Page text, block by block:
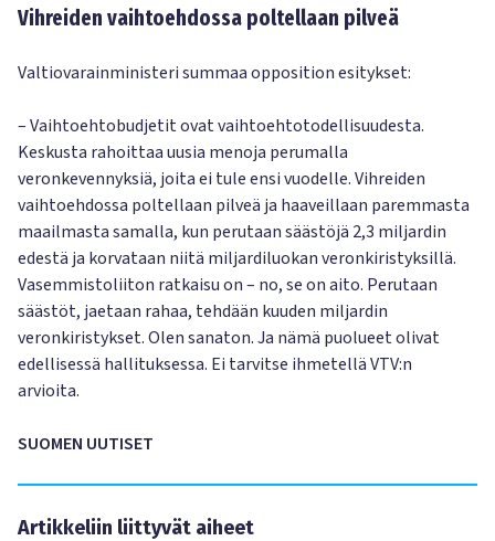
Vihreiden vaihtoehdossa poltellaan pilveä
Valtiovarainministeri summaa opposition esitykset:
– Vaihtoehtobudjetit ovat vaihtoehtotodellisuudesta.
Keskusta rahoittaa uusia menoja perumalla
veronkevennyksiä, joita ei tule ensi vuodelle. Vihreiden
vaihtoehdossa poltellaan pilveä ja haaveillaan paremmasta
maailmasta samalla, kun perutaan säästöjä 2,3 miljardin
edestä ja korvataan niitä miljardiluokan veronkiristyksillä.
Vasemmistoliiton ratkaisu on – no, se on aito. Perutaan
säästöt, jaetaan rahaa, tehdään kuuden miljardin
veronkiristykset. Olen sanaton. Ja nämä puolueet olivat
edellisessä hallituksessa. Ei tarvitse ihmetellä VTV:n
arvioita.
SUOMEN UUTISET
Artikkeliin liittyvät aiheet